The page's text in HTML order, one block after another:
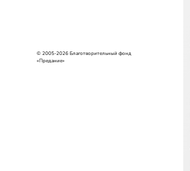
© 2005-2026 Благотворительный фонд
«Предание»